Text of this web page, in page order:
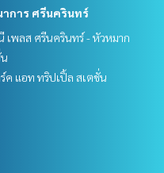
การ ศรีนครินทร์
เพลส ศรีนครินทร์ - หัวหมาก
ค แอท ทริปเปิ้ล สเตชั่น